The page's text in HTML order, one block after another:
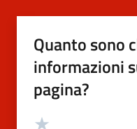
Quanto sono
informazioni
pagina?
Valutazione